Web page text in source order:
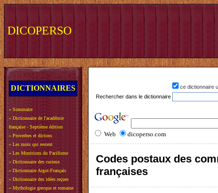
DICOPERSO
DICTIONNAIRES
» Sommaire
» Dictionnaire de l'académie
française - Septième édition
» Proverbes et dictons
» Les mots qui restent
» Les Munitions du Pacifisme
» Dictionnaire des curieux
» Dictionnaire Argot-Français
» Dictionnaire des idées reçues
» Mythologie grecque et romaine
ce dictionnaire
Rechercher dans le dictionnaire
Web dicoperso.com
Codes postaux des
françaises